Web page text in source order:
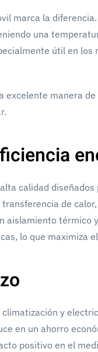
marca la
una
útil en los
manera
calidad
de
aislamiento térmico
lo que maximiza
y
en un ahorro
positivo en el